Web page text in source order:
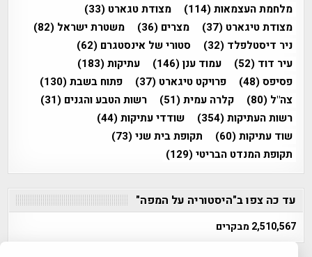
מלחמת העצמאות(114) מצודת טגארט (33)
מצודת טיגארט (37) מצרים (36) משטרת ישראל (82)
ניר דיסטלפלד (32) סטורי של אינסטגרם (62)
עיר דוד (52) עמוד ענן(146) עתיקות(183)
פסיפס(48) פרויקט טיגארט (37) פתוח בשבת(130)
צה"ל (80) קלרה עמית(51) רשות הטבע והגנים (31)
רשות העתיקות(354) שודדי עתיקות(44)
שוד עתיקות(60) תקופת בית שני(73)
תקופת המנדט הבריטי(129)
עד כה צפו ב"היסטוריה על המפה"
2,510,567 מבקרים